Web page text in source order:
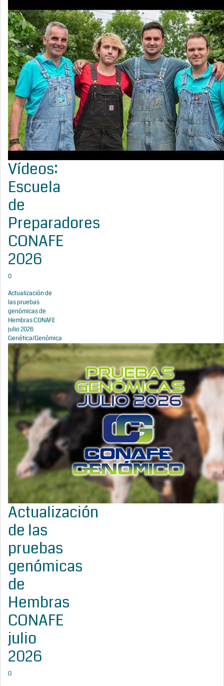
Vídeos:
Escuela
de
Preparadores
CONAFE
2026
0
Actualización de
las pruebas
genómicas de
Hembras CONAFE
julio 2026
Genética/Genómica
Actualización
de las
pruebas
genómicas
de
Hembras
CONAFE
julio
2026
0